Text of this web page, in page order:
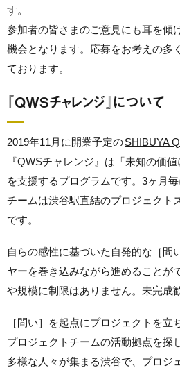
す。
参加者の皆さまのご意見にも耳を傾
機会となります。応募をお考えの多
ております。
『QWSチャレンジ』について
2019年11月に開業予定のSHIBUYA
『QWSチャレンジ』は「未知の価
を支援するプログラムです。 3ヶ月
チームは渋谷駅直結のプロジェクト
です。
自らの感性に基づいた自発的な［問
ヤーを巻き込みながら進めることが
や規模に制限はありません。未完成
［問い］を起点にプロジェクトを立
プロジェクトチームの活動拠点を探
多様な人々が集まる渋谷で、プロジ